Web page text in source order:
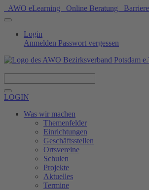
AWO eLearning Online Beratung
Login
Anmelden Passwort vergessen
LOGIN
Was wir machen
Themenfelder
Einrichtungen
Geschäftsstellen
Ortsvereine
Schulen
Projekte
Aktuelles
Termine